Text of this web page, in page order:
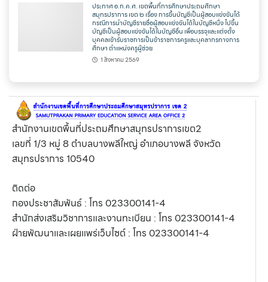
ประกาศ อ.ก.ค.ศ. เขตพื้นที่การศึกษาประถมศึกษา
สมุทรปราการ เขต ๒ เรื่อง การขึ้นบัญชีเป็นผู้สอบแข่งขันได้
กรณีการนำบัญชีรายชื่อผู้สอบแข่งขันได้ในบัญชีหนึ่ง ไปขึ้น
บัญชีเป็นผู้สอบแข่งขันได้ในบัญชีอื่น เพื่อบรรจุและแต่งตั้ง
บุคคลเข้ารับราชการเป็นข้าราชการครูและบุคลากรทางการ
ศึกษา ตำแหน่งครูผู้ช่วย
1 สิงหาคม 2569
สำนักงานเขตพื้นที่ประถมศึกษาสมุทรปราการเขต2
เลขที่ 1/3 หมู่ 8 ตำบลบางพลีใหญ่ อำเภอบางพลี จังหวัด
สมุทรปราการ 10540
ติดต่อ
กองประชาสัมพันธ์ : โทร 023300141-4
สำนักส่งเสริมวิชาการและงานทะเบียน : โทร 023300141-4
ฝ่ายพัฒนาและเผยแพร่เว็บไซต์ : โทร 023300141-4